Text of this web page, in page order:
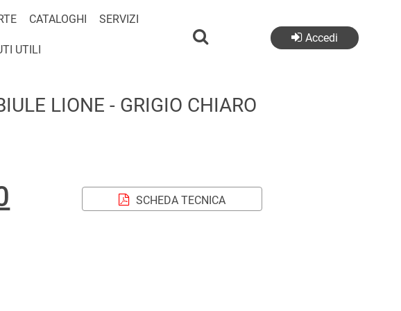
CATALOGHI SERVIZI
UTILI
Accedi
LIONE - GRIGIO CHIARO
SCHEDA TECNICA